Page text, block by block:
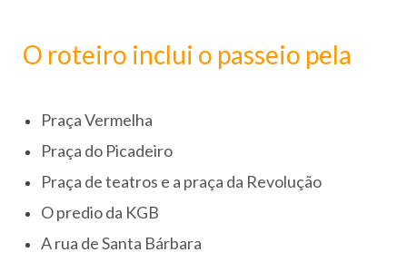
O roteiro inclui o passeio pela
Praça Vermelha
Praça do Picadeiro
Praça de teatros e a praça da Revolução
O predio da KGB
A rua de Santa Bárbara